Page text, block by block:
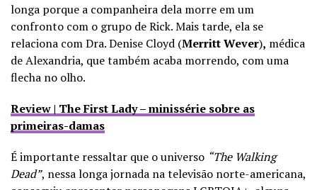
longa porque a companheira dela morre em um
confronto com o grupo de Rick. Mais tarde, ela se
relaciona com Dra. Denise Cloyd (Merritt Wever), médica
de Alexandria, que também acaba morrendo, com uma
flecha no olho.
Review | The First Lady – minissérie sobre as
primeiras-damas
É importante ressaltar que o universo “The Walking
Dead”, nessa longa jornada na televisão norte-americana,